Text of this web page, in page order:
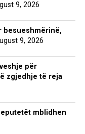
9, 2026
besueshmërinë,
9, 2026
për
zgjedhje të reja
mblidhen